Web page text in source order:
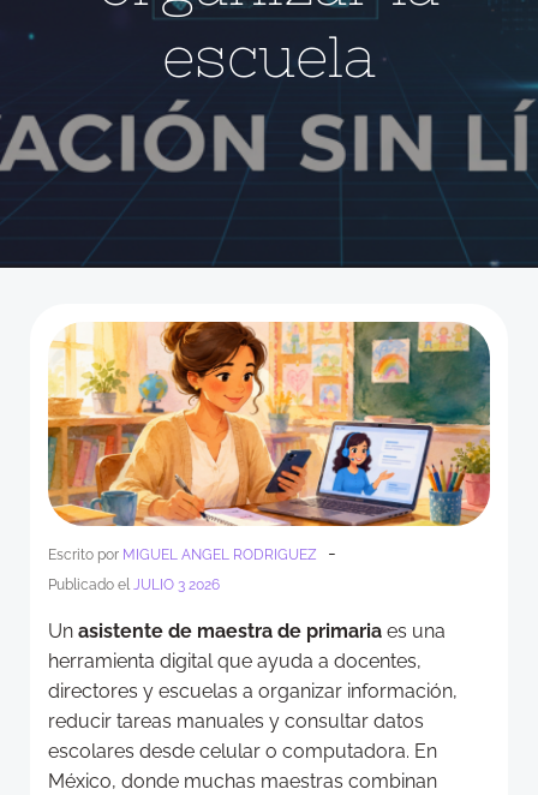
escuela
Escrito por MIGUEL ANGEL RODRIGUEZ -
Publicado elJULIO 3 2026
Un asistente de maestra de primaria es una
herramienta digital que ayuda a docentes,
directores y escuelas a organizar información,
reducir tareas manuales y consultar datos
escolares desde celular o computadora. En
México, donde muchas maestras combinan